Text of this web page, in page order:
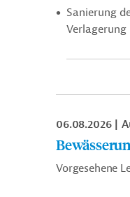
Sanierung
06.08.2026
Vorgesehene